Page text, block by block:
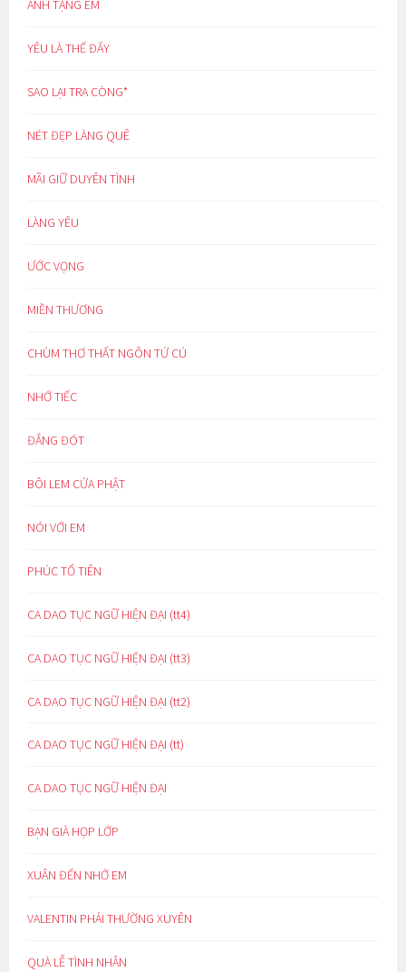
ANH TẶNG EM
YÊU LÀ THẾ ĐẤY
SAO LẠI TRA CÒNG*
NÉT ĐẸP LÀNG QUÊ
MÃI GIỮ DUYÊN TÌNH
LÀNG YÊU
ƯỚC VỌNG
MIỀN THƯƠNG
CHÙM THƠ THẤT NGÔN TỨ CÚ
NHỚ TIẾC
ĐẮNG ĐÓT
BÔI LEM CỬA PHẬT
NÓI VỚI EM
PHÚC TỔ TIÊN
CA DAO TỤC NGỮ HIỆN ĐẠI (tt4)
CA DAO TỤC NGỮ HIỆN ĐẠI (tt3)
CA DAO TỤC NGỮ HIỆN ĐẠI (tt2)
CA DAO TỤC NGỮ HIỆN ĐẠI (tt)
CA DAO TỤC NGỮ HIỆN ĐẠI
BẠN GIÀ HỌP LỚP
XUÂN ĐẾN NHỚ EM
VALENTIN PHẢI THƯỜNG XUYÊN
QUÀ LỄ TÌNH NHÂN